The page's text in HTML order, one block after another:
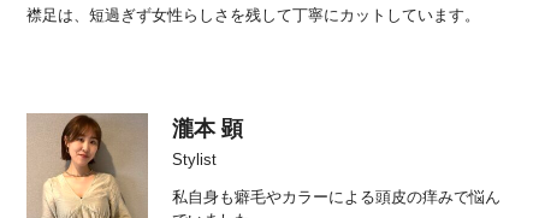
襟足は、短過ぎず女性らしさを残して丁寧にカットしています。
瀧本 顕
Stylist
私自身も癖毛やカラーによる頭皮の痒みで悩ん